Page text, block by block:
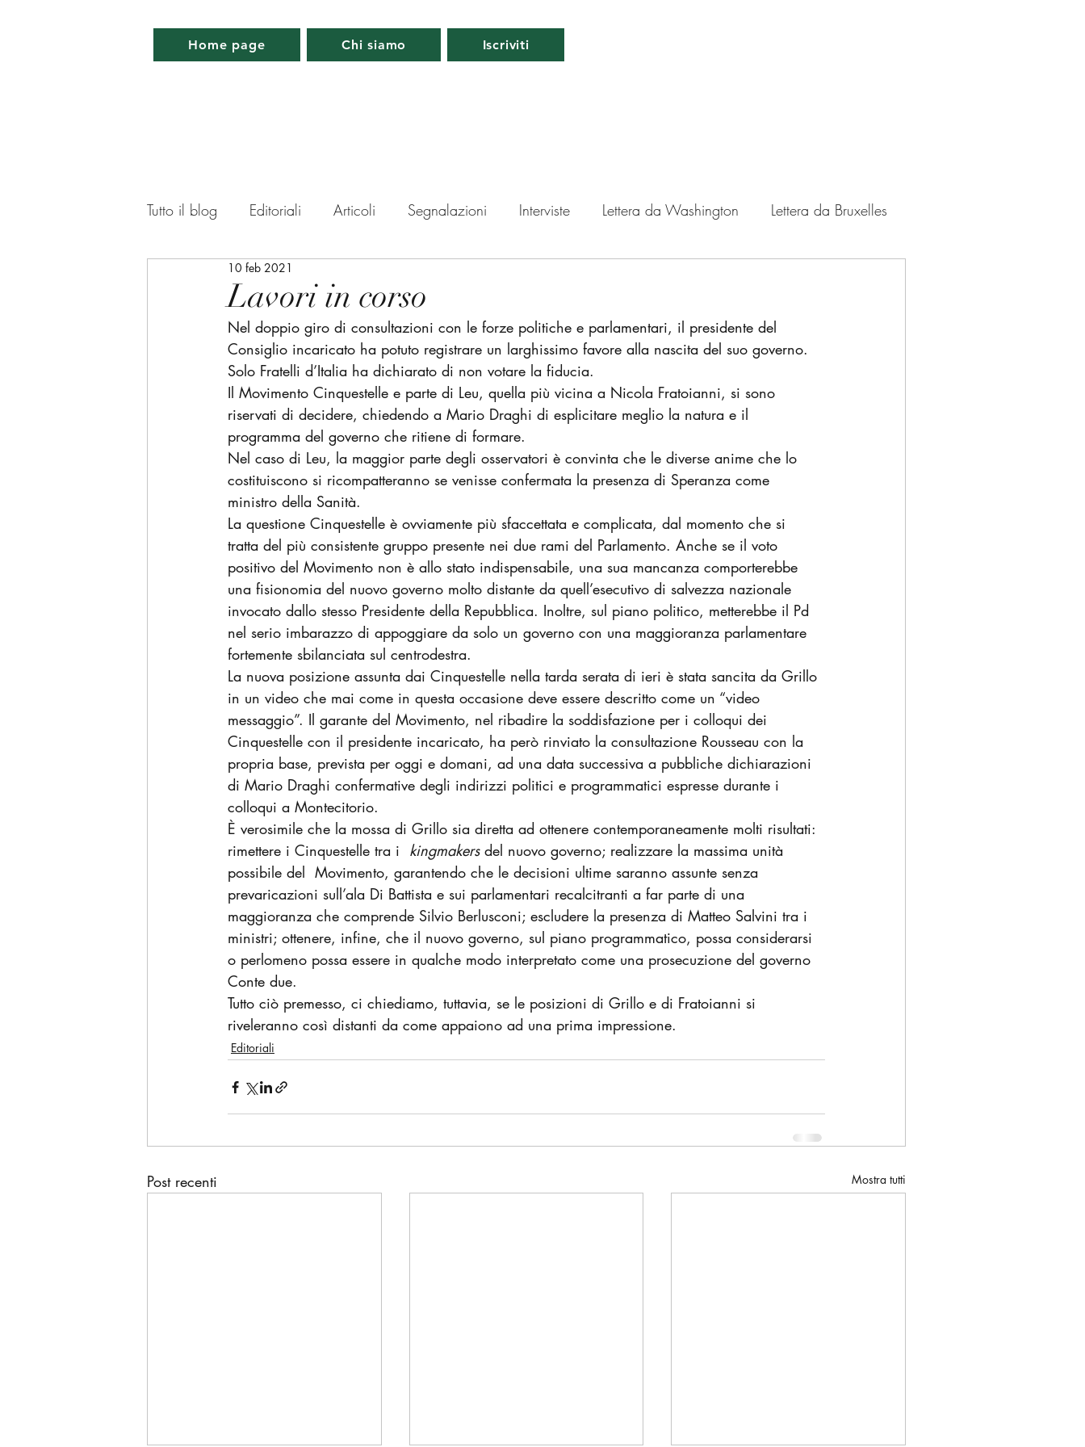
Home page Chi siamo Iscriviti
Tutto il blog Editoriali Articoli Segnalazioni Interviste Lettera da Washington Lettera da Bruxelles
Lettera da Parigi
Memorabilia Appuntamenti
Lavori in corso
10 feb 2021
Nel doppio giro di consultazioni con le forze politiche e parlamentari, il presidente del
Consiglio incaricato ha potuto registrare un larghissimo favore alla nascita del suo governo.
Solo Fratelli d’Italia ha dichiarato di non votare la fiducia.
Il Movimento Cinquestelle e parte di Leu, quella più vicina a Nicola Fratoianni, si sono
riservati di decidere, chiedendo a Mario Draghi di esplicitare meglio la natura e il
programma del governo che ritiene di formare.
Nel caso di Leu, la maggior parte degli osservatori è convinta che le diverse anime che lo
costituiscono si ricompatteranno se venisse confermata la presenza di Speranza come
ministro della Sanità.
La questione Cinquestelle è ovviamente più sfaccettata e complicata, dal momento che si
tratta del più consistente gruppo presente nei due rami del Parlamento. Anche se il voto
positivo del Movimento non è allo stato indispensabile, una sua mancanza comporterebbe
una fisionomia del nuovo governo molto distante da quell’esecutivo di salvezza nazionale
invocato dallo stesso Presidente della Repubblica. Inoltre, sul piano politico, metterebbe il Pd
nel serio imbarazzo di appoggiare da solo un governo con una maggioranza parlamentare
fortemente sbilanciata sul centrodestra.
La nuova posizione assunta dai Cinquestelle nella tarda serata di ieri è stata sancita da Grillo
in un video che mai come in questa occasione deve essere descritto come un “video
messaggio”. Il garante del Movimento, nel ribadire la soddisfazione per i colloqui dei
Cinquestelle con il presidente incaricato, ha però rinviato la consultazione Rousseau con la
propria base, prevista per oggi e domani, ad una data successiva a pubbliche dichiarazioni
di Mario Draghi confermative degli indirizzi politici e programmatici espresse durante i
colloqui a Montecitorio.
È verosimile che la mossa di Grillo sia diretta ad ottenere contemporaneamente molti risultati:
rimettere i Cinquestelle tra i kingmakers del nuovo governo; realizzare la massima unità
possibile del  Movimento, garantendo che le decisioni ultime saranno assunte senza
prevaricazioni sull’ala Di Battista e sui parlamentari recalcitranti a far parte di una
maggioranza che comprende Silvio Berlusconi; escludere la presenza di Matteo Salvini tra i
ministri; ottenere, infine, che il nuovo governo, sul piano programmatico, possa considerarsi
o perlomeno possa essere in qualche modo interpretato come una prosecuzione del governo
Conte due.
Tutto ciò premesso, ci chiediamo, tuttavia, se le posizioni di Grillo e di Fratoianni si
riveleranno così distanti da come appaiono ad una prima impressione.
Editoriali
Post recenti Mostra tutti